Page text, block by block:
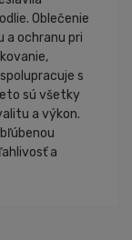
Oblečenie
ochranu pri
s
sú všetky
a výkon.
a